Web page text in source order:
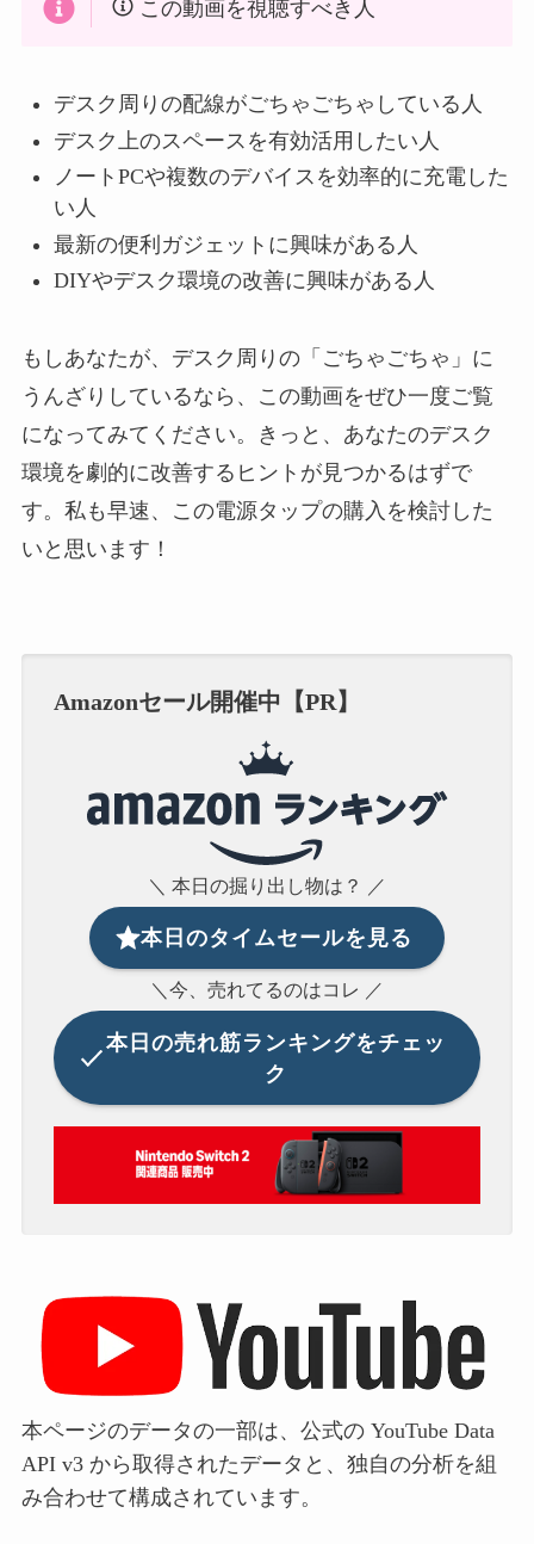
この動画を視聴すべき人
デスク周りの配線がごちゃごちゃしている人
デスク上のスペースを有効活用したい人
ノートPCや複数のデバイスを効率的に充電した
い人
最新の便利ガジェットに興味がある人
DIYやデスク環境の改善に興味がある人
もしあなたが、デスク周りの「ごちゃごちゃ」に
うんざりしているなら、この動画をぜひ一度ご覧
になってみてください。きっと、あなたのデスク
環境を劇的に改善するヒントが見つかるはずで
す。私も早速、この電源タップの購入を検討した
いと思います！
Amazonセール開催中【PR】
＼ 本日の掘り出し物は？ ／
本日のタイムセールを見る
＼今、売れてるのはコレ ／
本日の売れ筋ランキングをチェッ
ク
本ページのデータの一部は、公式の YouTube Data
API v3 から取得されたデータと、独自の分析を組
み合わせて構成されています。